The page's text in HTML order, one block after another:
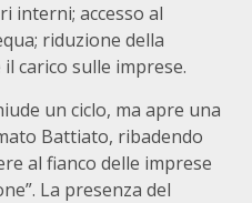
accesso al
riduzione della
carico sulle imprese.
un ciclo, ma apre una
Battiato, ribadendo
al fianco delle imprese
La presenza del